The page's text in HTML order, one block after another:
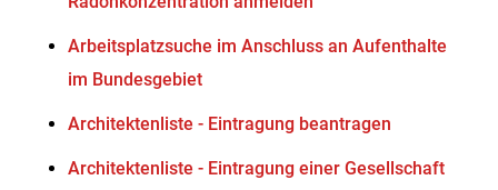
Arbeitsplatzsuche im Anschluss an Aufenthalte
im Bundesgebiet
Architektenliste - Eintragung beantragen
Architektenliste - Eintragung einer Gesellschaft